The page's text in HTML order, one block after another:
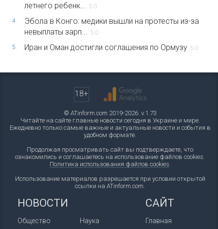
летнего ребенк...
5.0
4.
Эбола в Конго: медики вышли на протесты из-за
невыплаты зарп...
5.0
5. Иран и Оман достигли соглашения по Ормузу 5.0
18+
© ATinform.com 2019-2026. v.1.73
Читайте на сайте главные новости сегодня в Украине и мире.
Ежедневно только самые важные и актуальные новости и события в
удобном формате.
Продолжая просматривать сайт вы подтверждаете, что
ознакомились и соглашаетесь на использование файлов cookies.
Политика использования файлов cookies
Использование материалов разрешается при условии открытой
ссылки на ATinform.com.
НОВОСТИ
Общество Наука
САЙТ
Главная